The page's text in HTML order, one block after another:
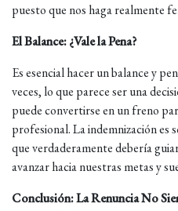
puesto que nos haga realmente
El Balance: ¿Vale la Pena?
Es esencial hacer un balance y
veces, lo que parece ser una
puede convertirse en un freno
profesional. La indemnización es
que verdaderamente debería
avanzar hacia nuestras metas y
Conclusión: La Renuncia No